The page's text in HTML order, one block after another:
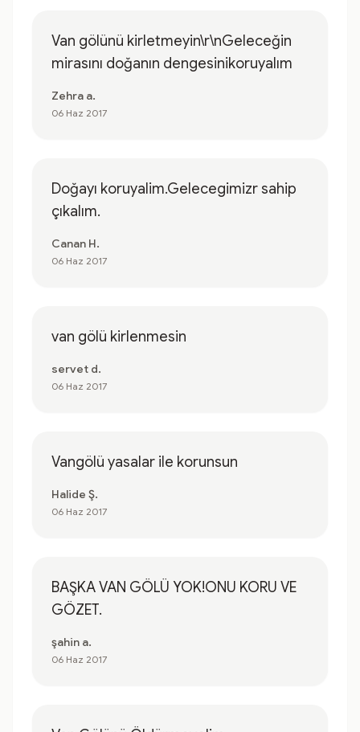
Van gölünü kirletmeyin\r\nGeleceğin
mirasını doğanın dengesinikoruyalım
Zehra a.
06 Haz 2017
Doğayı koruyalim.Gelecegimizr sahip
çıkalım.
Canan H.
06 Haz 2017
van gölü kirlenmesin
servet d.
06 Haz 2017
Vangölü yasalar ile korunsun
Halide Ş.
06 Haz 2017
BAŞKA VAN GÖLÜ YOK!ONU KORU VE
GÖZET.
şahin a.
06 Haz 2017